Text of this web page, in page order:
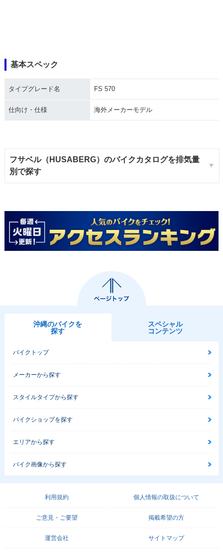
基本スペック
タイプグレード名 FS 570
仕向け・仕様 海外メーカーモデル
フサベル（HUSABERG）のバイクカタログを排気量
別で探す
沖縄のバイクを
探す
スペシャル
コンテンツ
バイクトップ
メーカーから探す
スタイルタイプから探す
バイクショップを探す
エリアから探す
バイク画像から探す
利用規約 個人情報の取扱について
ご意見・ご要望 掲載希望の方
運営会社 サイトマップ